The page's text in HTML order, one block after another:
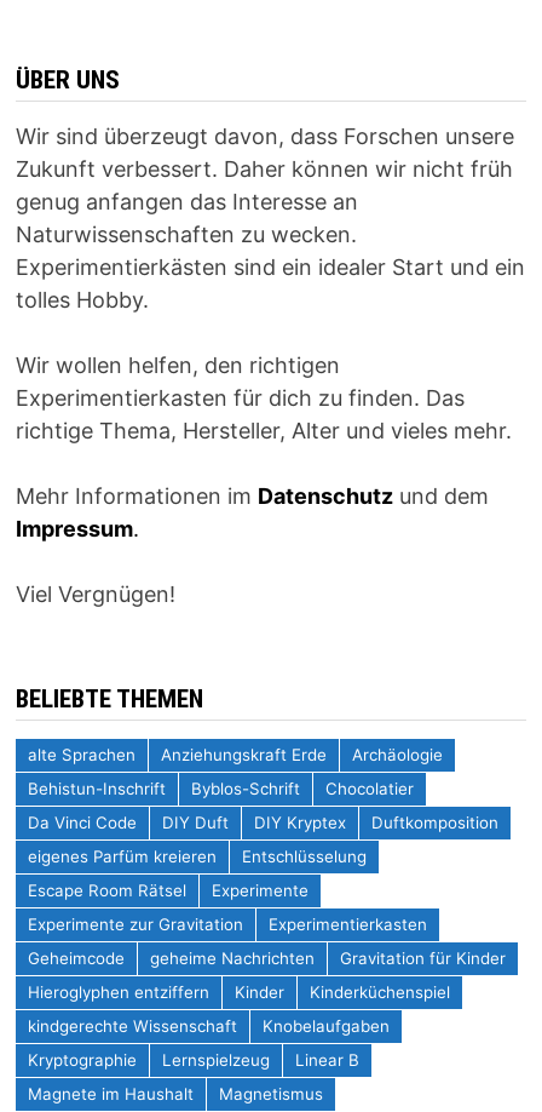
ÜBER UNS
Wir sind überzeugt davon, dass Forschen unsere
Zukunft verbessert. Daher können wir nicht früh
genug anfangen das Interesse an
Naturwissenschaften zu wecken.
Experimentierkästen sind ein idealer Start und ein
tolles Hobby.
Wir wollen helfen, den richtigen
Experimentierkasten für dich zu finden. Das
richtige Thema, Hersteller, Alter und vieles mehr.
Mehr Informationen im Datenschutzund dem
Impressum.
Viel Vergnügen!
BELIEBTE THEMEN
alte Sprachen Anziehungskraft Erde
Archäologie
Behistun-Inschrift
Byblos-Schrift
Chocolatier
Da Vinci Code
DIY Duft DIY Kryptex
Duftkomposition
eigenes Parfüm kreieren
Entschlüsselung
Escape Room Rätsel
Experimente
Experimente zur Gravitation
Experimentierkasten
Geheimcode
geheime Nachrichten
Gravitation für Kinder
Hieroglyphen entziffern
Kinder
Kinderküchenspiel
kindgerechte Wissenschaft
Knobelaufgaben
Kryptographie
Lernspielzeug
Linear B
Magnete im Haushalt
Magnetismus